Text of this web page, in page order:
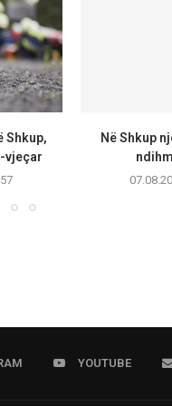
Shkup,
vjeçar
Në Shkup
YOUTUBE